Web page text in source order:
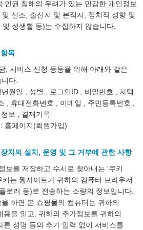
인권 침해의 우려가 있는 민감한 개인정보
신조, 출신지 및 본적지, 정치적 성향 및
성생활 등)는 수집하지 않습니다.
목
, 서비스 신청 등등을 위해 아래와 같은
다.
월일 , 성별 , 로그인ID , 비밀번호 , 자택
, 휴대전화번호 , 이메일 , 주민등록번호 ,
보 , 결제기록
홈페이지(회원가입)
치의 설치, 운영 및 그 거부에 관한 사항
보를 저장하고 수시로 찾아내는 '쿠키
는 웹사이트가 귀하의 컴퓨터 브라우저
로러 등)로 전송하는 소량의 정보입니다.
하면 본 쇼핑몰의 컴퓨터는 귀하의
용을 읽고, 귀하의 추가정보를 귀하의
른 성명 등의 추가 입력 없이 서비스를